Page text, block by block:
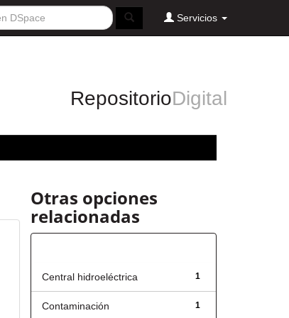
Servicios
RepositorioDigital
Otras opciones
relacionadas
1
Central hidroeléctrica
1
Contaminación